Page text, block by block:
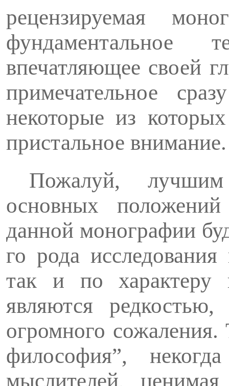
рецензируемая
фундаментальное
впечатляю­щее своей
примечательное
некоторые из
присталь­ное внимание.
Пожалуй,
основных
данной монографии
го рода
так и по характеру
являются
огромного сожаления.
философия”,
мыслителей,